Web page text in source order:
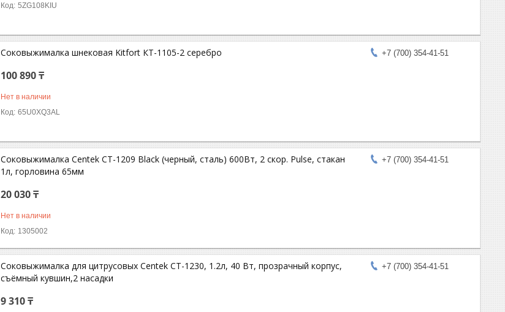
5ZG108KIU
+7 (700) 354-41-51
Соковыжималка шнековая Kitfort КТ-1105-2 серебро
100 890 ₸
Нет в наличии
65U0XQ3AL
+7 (700) 354-41-51
Соковыжималка Centek CT-1209 Black (черный, сталь) 600Вт, 2 скор. Pulse, стакан
1л, горловина 65мм
20 030 ₸
Нет в наличии
1305002
+7 (700) 354-41-51
Соковыжималка для цитрусовых Centek CT-1230, 1.2л, 40 Вт, прозрачный корпус,
съёмный кувшин,2 насадки
9 310 ₸